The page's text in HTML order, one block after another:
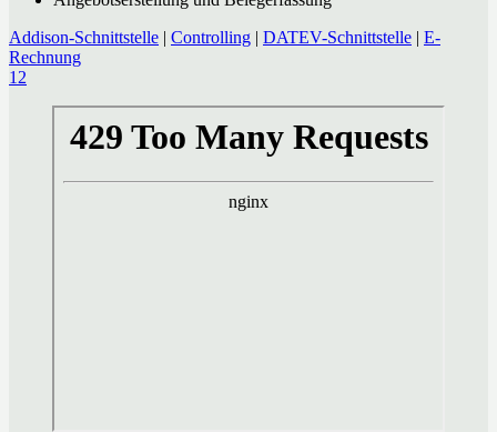
Addison-Schnittstelle | Controlling | DATEV-Schnittstelle | E-
Rechnung
1 2